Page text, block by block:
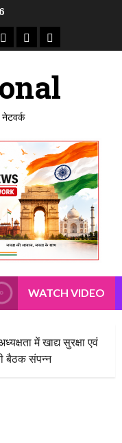
पंजाब गुजरातमहाराष्ट्र
WATCH VIDEO
में खाद्य सुरक्षा एवं
बैठक संपन्न